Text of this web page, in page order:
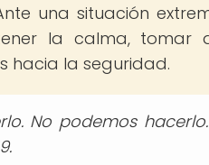
una situación
la calma, tomar
hacia la seguridad.
No podemos